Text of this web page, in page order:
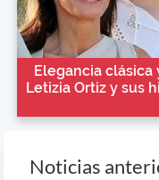
Elegancia
Letizia Ortiz y sus
Noticias